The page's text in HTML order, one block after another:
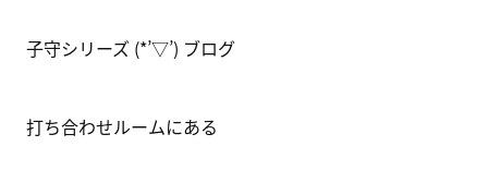
子守シリーズ (*’▽’) ブログ
打ち合わせルームにある